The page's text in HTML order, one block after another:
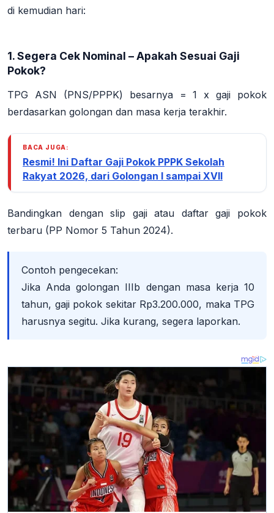
di kemudian hari:
1. Segera Cek Nominal – Apakah Sesuai Gaji
Pokok?
TPG ASN (PNS/PPPK) besarnya = 1 x gaji pokok
berdasarkan golongan dan masa kerja terakhir.
BACA JUGA:
Resmi! Ini Daftar Gaji Pokok PPPK Sekolah
Rakyat 2026, dari Golongan I sampai XVII
Bandingkan dengan slip gaji atau daftar gaji pokok
terbaru (PP Nomor 5 Tahun 2024).
Contoh pengecekan:
Jika Anda golongan IIIb dengan masa kerja 10
tahun, gaji pokok sekitar Rp3.200.000, maka TPG
harusnya segitu. Jika kurang, segera laporkan.